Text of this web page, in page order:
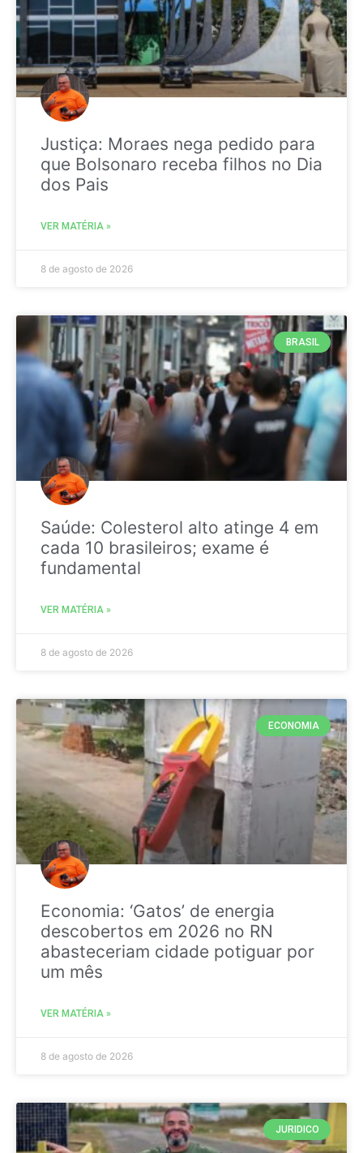
Justiça: Moraes nega pedido para
que Bolsonaro receba filhos no Dia
dos Pais
VER MATÉRIA »
8 de agosto de 2026
BRASIL
Saúde: Colesterol alto atinge 4 em
cada 10 brasileiros; exame é
fundamental
VER MATÉRIA »
8 de agosto de 2026
ECONOMIA
Economia: ‘Gatos’ de energia
descobertos em 2026 no RN
abasteceriam cidade potiguar por
um mês
VER MATÉRIA »
8 de agosto de 2026
JURIDICO